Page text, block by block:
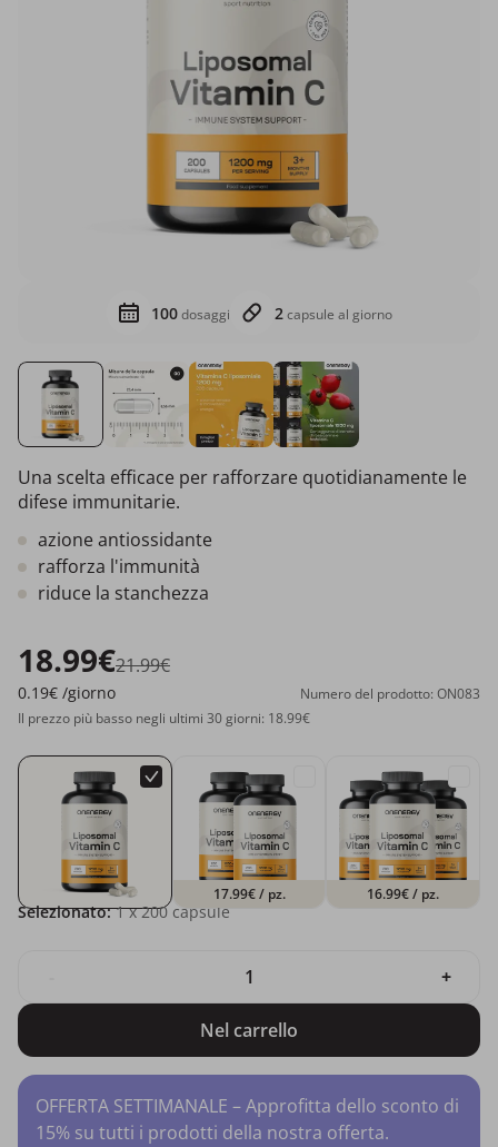
100dosaggi 2capsule al giorno
Una scelta efficace per rafforzare quotidianamente le
difese immunitarie.
azione antiossidante
rafforza l'immunità
riduce la stanchezza
18.99€21.99€
0.19€ /giorno
Numero del prodotto: ON083
Il prezzo più basso negli ultimi 30 giorni: 18.99€
17.99€/ pz. 16.99€/ pz.
Selezionato: 1x 200 capsule
+
Nel carrello
OFFERTA SETTIMANALE – Approfitta dello sconto di
15% su tutti i prodotti della nostra offerta.